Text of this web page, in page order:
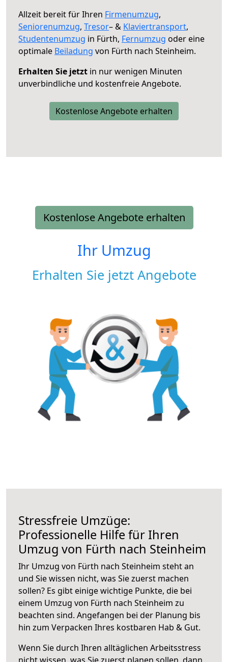
Allzeit bereit für Ihren Firmenumzug,
Seniorenumzug, Tresor– & Klaviertransport,
Studentenumzug in Fürth, Fernumzug oder eine
optimale Beiladung von Fürth nach Steinheim.
Erhalten Sie jetzt in nur wenigen Minuten
unverbindliche und kostenfreie Angebote.
Kostenlose Angebote erhalten
Kostenlose Angebote erhalten
Ihr Umzug
Erhalten Sie jetzt Angebote
Stressfreie Umzüge:
Professionelle Hilfe für Ihren
Umzug von Fürth nach Steinheim
Ihr Umzug von Fürth nach Steinheim steht an
und Sie wissen nicht, was Sie zuerst machen
sollen? Es gibt einige wichtige Punkte, die bei
einem Umzug von Fürth nach Steinheim zu
beachten sind. Angefangen bei der Planung bis
hin zum Verpacken Ihres kostbaren Hab & Gut.
Wenn Sie durch Ihren alltäglichen Arbeitsstress